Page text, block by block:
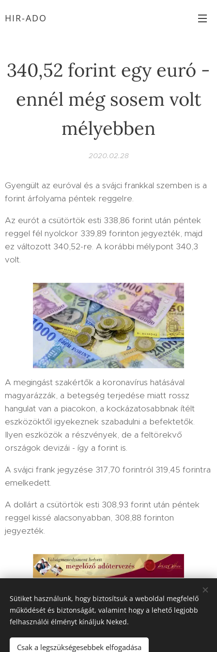
HIR-ADO
340,52 forint egy euró -
ennél még sosem volt
mélyebben
2020.02.28
Gyengült az euróval és a svájci frankkal szemben is a
forint árfolyama péntek reggelre.
Az eurót a csütörtök esti 338,86 forint után péntek
reggel fél nyolckor 339,89 forinton jegyezték, majd
ez változott 340,52-re. A korábbi mélypont 340,3
volt.
A megingást szakértők a koronavírus hatásával
magyarázzák, a betegség terjedése miatt rossz
hangulat van a piacokon, a kockázatosabbnak ítélt
eszközöktől igyekeznek szabadulni a befektetők.
Ilyen eszközök a részvények, de a feltörekvő
országok devizái - így a forint is.
A svájci frank jegyzése 317,70 forintról 319,45 forintra
emelkedett.
A dollárt a csütörtök esti 308,93 forint után péntek
reggel kissé alacsonyabban, 308,88 forinton
jegyezték.
Share
Sütiket használunk, hogy biztosítsuk a weboldal megfelelő
működését és biztonságát, valamint hogy a lehető legjobb
felhasználói élményt kínáljuk Neked.
Csak a legszükségesebbek elfogadása